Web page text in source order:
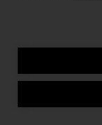
SÍGUENOS
MÉTODOS DE